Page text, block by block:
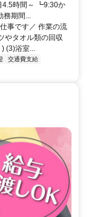
4.5時間～ ┗9:30か
務期間...
事です／ 作業の流
やタオル類の回収
(3)浴室...
交通費支給